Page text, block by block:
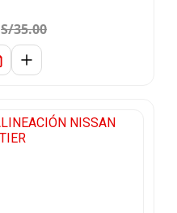
S/35.00